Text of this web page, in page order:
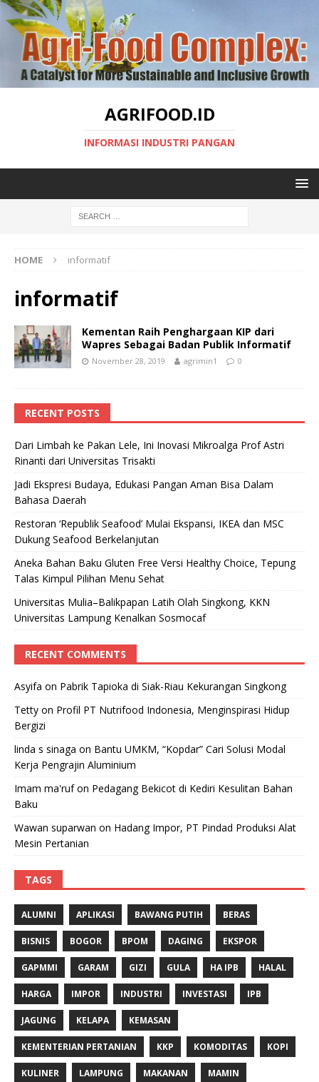
AGRIFOOD.ID
INFORMASI INDUSTRI PANGAN
HOME informatif
informatif
Kementan Raih Penghargaan KIP dari
Wapres Sebagai Badan Publik Informatif
November 28, 2019 agrimin1 0
RECENT POSTS
Dari Limbah ke Pakan Lele, Ini Inovasi Mikroalga Prof Astri
Rinanti dari Universitas Trisakti
Jadi Ekspresi Budaya, Edukasi Pangan Aman Bisa Dalam
Bahasa Daerah
Restoran ‘Republik Seafood’ Mulai Ekspansi, IKEA dan MSC
Dukung Seafood Berkelanjutan
Aneka Bahan Baku Gluten Free Versi Healthy Choice, Tepung
Talas Kimpul Pilihan Menu Sehat
Universitas Mulia–Balikpapan Latih Olah Singkong, KKN
Universitas Lampung Kenalkan Sosmocaf
RECENT COMMENTS
Asyifa on Pabrik Tapioka di Siak-Riau Kekurangan Singkong
Tetty on Profil PT Nutrifood Indonesia, Menginspirasi Hidup
Bergizi
linda s sinaga on Bantu UMKM, “Kopdar” Cari Solusi Modal
Kerja Pengrajin Aluminium
Imam ma'rufon Pedagang Bekicot di Kediri Kesulitan Bahan
Baku
Wawan suparwan on Hadang Impor, PT Pindad Produksi Alat
Mesin Pertanian
TAGS
ALUMNI APLIKASI BAWANG PUTIH BERAS
BISNIS BOGOR BPOM DAGING EKSPOR
GAPMMI GARAM GIZI GULA HA IPB HALAL
HARGA IMPOR INDUSTRI INVESTASI IPB
JAGUNG KELAPA KEMASAN
KEMENTERIAN PERTANIAN KKP KOMODITAS KOPI
KULINER LAMPUNG MAKANAN MAMIN